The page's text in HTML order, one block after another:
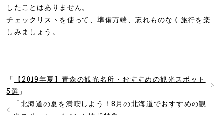
したことはありません。
チェックリストを使って、準備万端、忘れものなく旅行を楽
しみましょう。
「 【2019年夏】青森の観光名所・おすすめの観光スポット
5選 」
「北海道の夏を満喫しよう！8月の北海道でおすすめの観